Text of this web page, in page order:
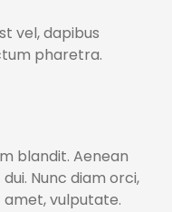
vel, dapibus
pharetra.
blandit. Aenean
Nunc diam orci,
vulputate.